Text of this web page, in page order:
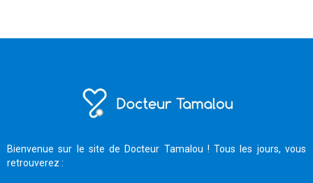
Bienvenue sur le site de Docteur Tamalou ! Tous les jours, vous
retrouverez :